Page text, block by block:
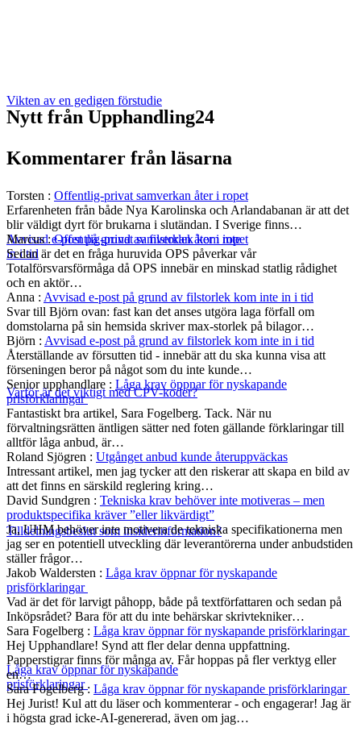
Vikten av en gedigen förstudie
Avvisad e-post på grund av filstorlek kom inte
in i tid
Varför är det viktigt med CPV-koder?
Tilldelningsbeslut som insiderinformation?
Låga krav öppnar för nyskapande
prisförklaringar
Nytt från Upphandling24
Kommentarer från läsarna
Torsten : Offentlig-privat samverkan åter i ropet
Erfarenheten från både Nya Karolinska och Arlandabanan är att det
blir väldigt dyrt för brukarna i slutändan. I Sverige finns…
Marcus:Offentlig-privat samverkan åter i ropet
Sedan är det en fråga huruvida OPS påverkar vår
Totalförsvarsförmåga då OPS innebär en minskad statlig rådighet
och en aktör…
Anna : Avvisad e-post på grund av filstorlek kom inte in i tid
Svar till Björn ovan: fast kan det anses utgöra laga förfall om
domstolarna på sin hemsida skriver max-storlek på bilagor…
Björn : Avvisad e-post på grund av filstorlek kom inte in i tid
Återställande av försutten tid - innebär att du ska kunna visa att
förseningen beror på något som du inte kunde…
Senior upphandlare : Låga krav öppnar för nyskapande
prisförklaringar
Fantastiskt bra artikel, Sara Fogelberg. Tack. När nu
förvaltningsrätten äntligen sätter ned foten gällande förklaringar till
alltför låga anbud, är…
Roland Sjögren : Utgånget anbud kunde återuppväckas
Intressant artikel, men jag tycker att den riskerar att skapa en bild av
att det finns en särskild reglering kring…
David Sundgren : Tekniska krav behöver inte motiveras – men
produktspecifika kräver ”eller likvärdigt”
Ja, UHM behöver inte motivera de tekniska specifikationerna men
jag ser en potentiell utveckling där leverantörerna under anbudstiden
ställer frågor…
Jakob Waldersten : Låga krav öppnar för nyskapande
prisförklaringar
Vad är det för larvigt påhopp, både på textförfattaren och sedan på
Inköpsrådet? Bara för att du inte behärskar skrivtekniker…
Sara Fogelberg : Låga krav öppnar för nyskapande prisförklaringar
Hej Upphandlare! Synd att fler delar denna uppfattning.
Papperstigrar finns för många av. Får hoppas på fler verktyg eller
en…
Sara Fogelberg: Låga krav öppnar för nyskapande prisförklaringar
Hej Jurist! Kul att du läser och kommenterar - och engagerar! Jag är
i högsta grad icke-AI-genererad, även om jag…